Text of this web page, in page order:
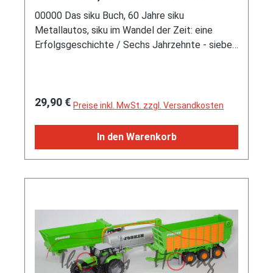
Kinderzimmerhelden, DeliusKlasing
00000 Das siku Buch, 60 Jahre siku
Metallautos, siku im Wandel der Zeit: eine
Erfolgsgeschichte / Sechs Jahrzehnte - sieben
SIKU TUNING WERKSTATT, Christian Blanck's
Seiten, 250 Fotos und Abbildungen, Format 230
x 230 mm, Delius Klasing Verlag, ISBN 978-3-
667-12659-7 (Limited Edition 6000 pcs.) (EAN
9783667126597)
Regulärer Preis:
29,90 € Preise inkl. MwSt. zzgl. Versandkosten
In den Warenkorb